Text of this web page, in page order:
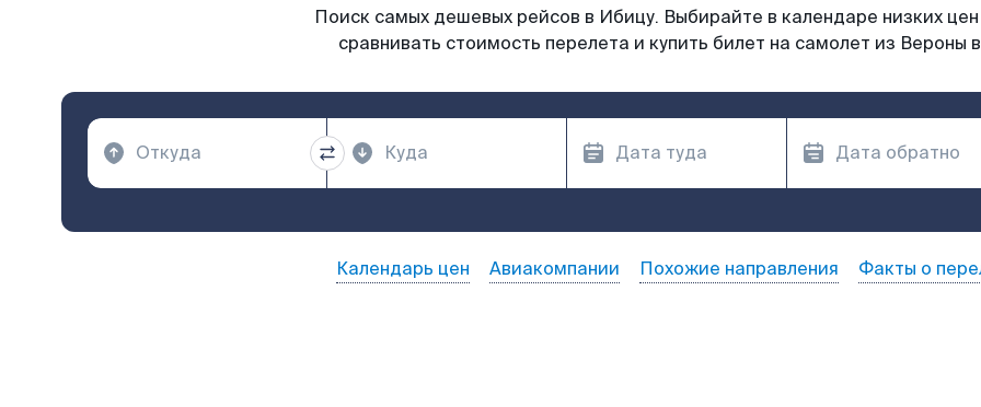
Поиск самых дешевых рейсов в Ибицу. Выбирайте в календаре низких
сравнивать стоимость перелета и купить билет на самолет из Вероны
Календарь цен Авиакомпании Похожие направления Факты о